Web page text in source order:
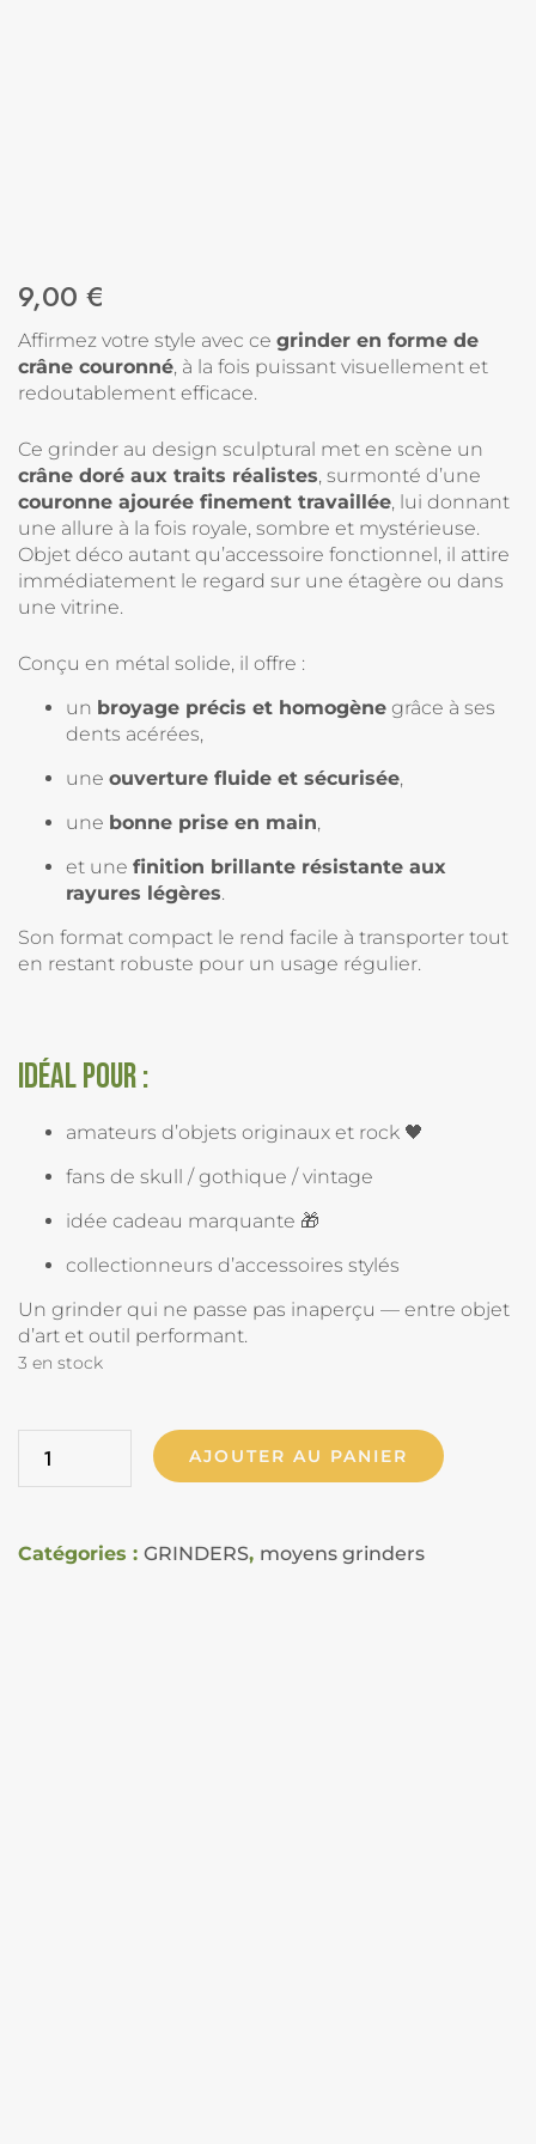
9,00 €
Affirmez votre style avec ce grinder en forme de
crâne couronné, à la fois puissant visuellement et
redoutablement efficace.
Ce grinder au design sculptural met en scène un
crâne doré aux traits réalistes, surmonté d’une
couronne ajourée finement travaillée, lui donnant
une allure à la fois royale, sombre et mystérieuse.
Objet déco autant qu’accessoire fonctionnel, il attire
immédiatement le regard sur une étagère ou dans
une vitrine.
Conçu en métal solide, il offre :
un broyage précis et homogène grâce à ses
dents acérées,
une ouverture fluide et sécurisée,
une bonne prise en main,
et une finition brillante résistante aux
rayures légères.
Son format compact le rend facile à transporter tout
en restant robuste pour un usage régulier.
Idéal pour :
amateurs d’objets originaux et rock 🖤
fans de skull / gothique / vintage
idée cadeau marquante 🎁
collectionneurs d’accessoires stylés
Un grinder qui ne passe pas inaperçu — entre objet
d’art et outil performant.
3 en stock
AJOUTER AU PANIER
Catégories : GRINDERS, moyens grinders